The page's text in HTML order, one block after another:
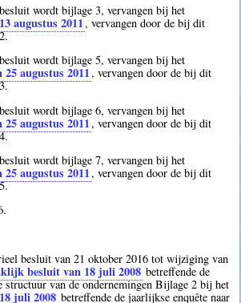
wordt bijlage 3, vervangen bij het
augustus 2011, vervangen door de bij dit
wordt bijlage 5, vervangen bij het
augustus 2011, vervangen door de bij dit
wordt bijlage 6, vervangen bij het
augustus 2011, vervangen door de bij dit
wordt bijlage 7, vervangen bij het
augustus 2011, vervangen door de bij dit
besluit van 21 oktober 2016 tot wijziging van
besluit van 18 juli 2008 betreffende de
structuur van de ondernemingen Bijlage 2 bij het
juli 2008 betreffende de jaarlijkse enquête naar